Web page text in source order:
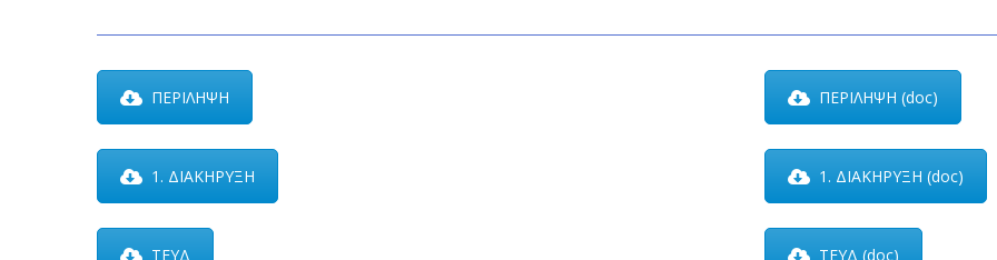
ΠΕΡΙΛΗΨΗ ΠΕΡΙΛΗΨΗ (doc)
1. ΔΙΑΚΗΡΥΞΗ 1. ΔΙΑΚΗΡΥΞΗ (doc)
ΤΕΥΔ ΤΕΥΔ (doc)